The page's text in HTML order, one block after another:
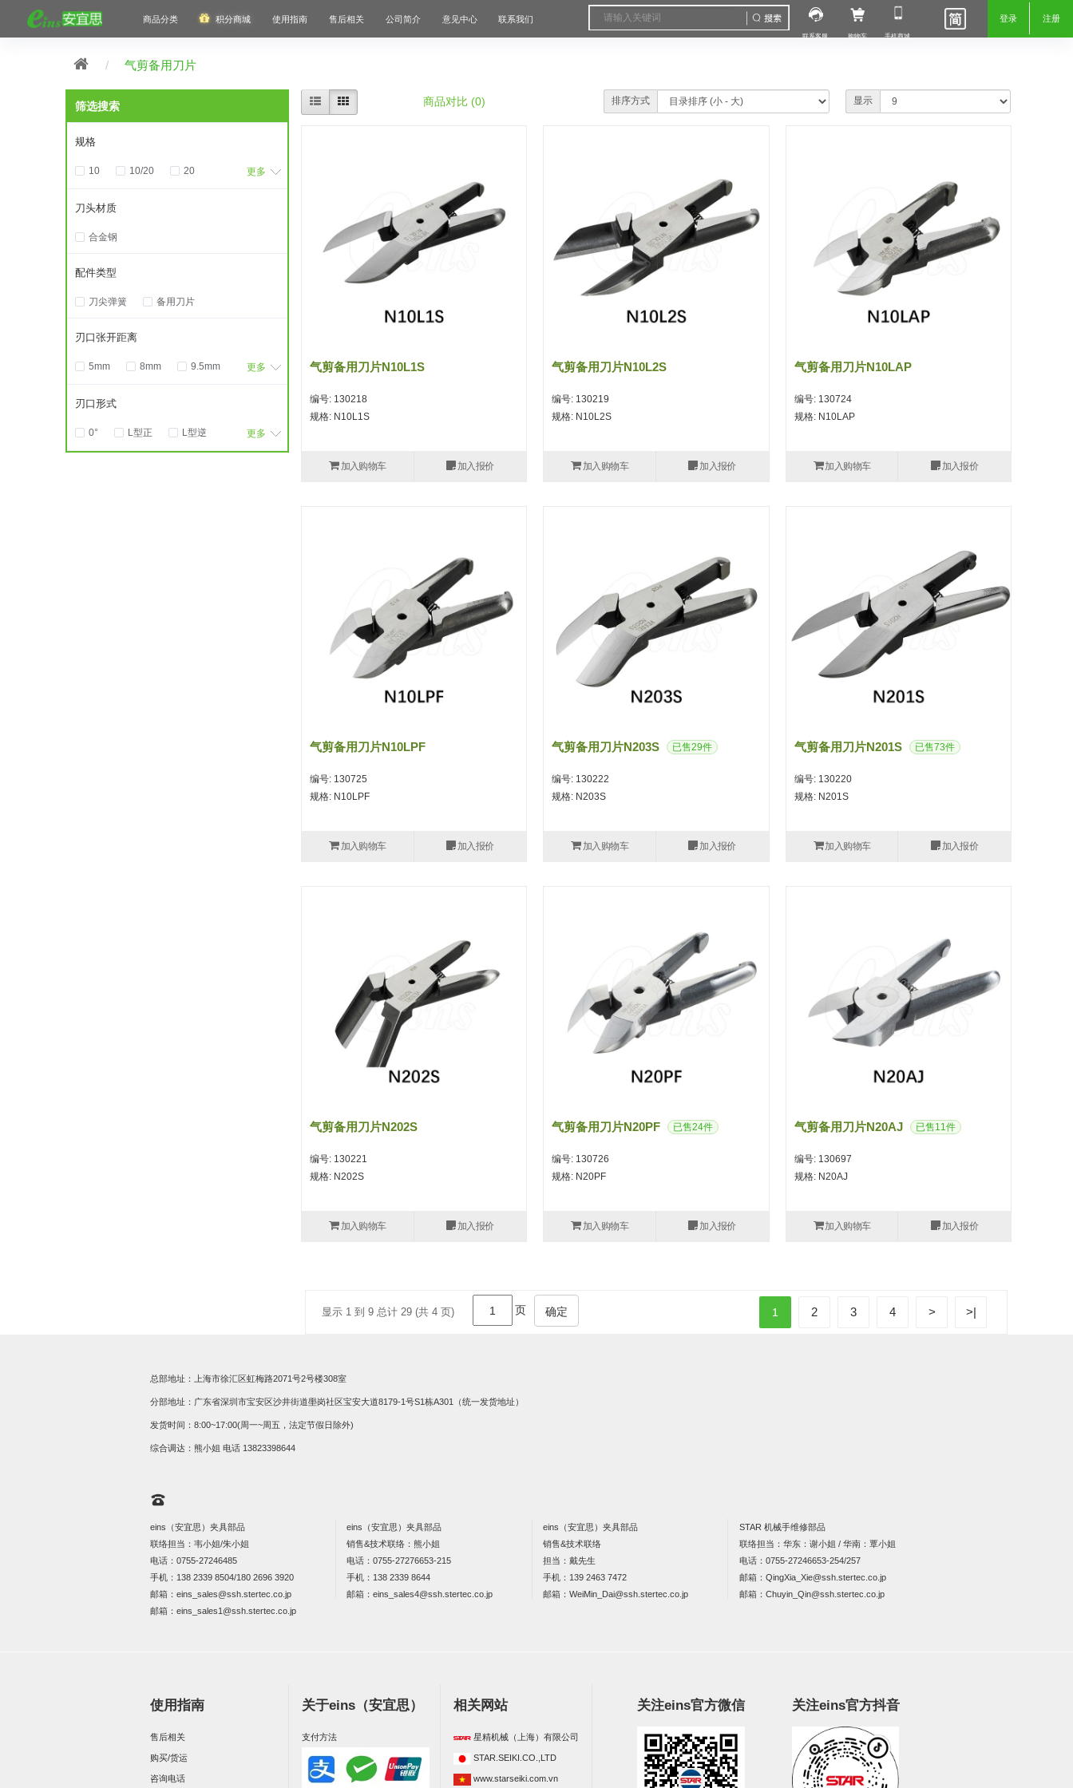
商品分类 积分商城 使用指南 售后相关 公司简介 意见中心 联系我们
联系客服 购物车 手机商城
登录 注册
气剪备用刀片
筛选搜索
规格
10 10/20
20
更多
刀头材质
合金钢
配件类型
刀尖弹簧 备用刀片
刃口张开距离
5mm 8mm
9.5mm
13mm
16mm
19mm 20mm
更多
刃口形式
0° L型正
L型逆
R型
Z型
剪钳
更多
商品对比 (0) 排序方式 显示
气剪备用刀片N10L1S
编号: 130218
规格: N10L1S
加入购物车 加入报价
气剪备用刀片N10L2S
编号: 130219
规格: N10L2S
加入购物车 加入报价
气剪备用刀片N10LAP
编号: 130724
规格: N10LAP
加入购物车 加入报价
气剪备用刀片N10LPF
编号: 130725
规格: N10LPF
加入购物车 加入报价
气剪备用刀片N203S 已售29件
编号: 130222
规格: N203S
加入购物车 加入报价
气剪备用刀片N201S 已售73件
编号: 130220
规格: N201S
加入购物车 加入报价
气剪备用刀片N202S
编号: 130221
规格: N202S
加入购物车 加入报价
气剪备用刀片N20PF 已售24件
编号: 130726
规格: N20PF
加入购物车 加入报价
气剪备用刀片N20AJ 已售11件
编号: 130697
规格: N20AJ
加入购物车 加入报价
显示 1 到 9 总计 29 (共 4 页) 页 确定 1 2 3 4 > >|
总部地址：上海市徐汇区虹梅路2071号2号楼308室
分部地址：广东省深圳市宝安区沙井街道壆岗社区宝安大道8179-1号S1栋A301（统一发货地址）
发货时间：8:00~17:00(周一~周五，法定节假日除外)
综合调达：熊小姐 电话 13823398644
eins（安宜思）夹具部品
联络担当：韦小姐/朱小姐
电话：0755-27246485
手机： 138 2339 8504/180 2696 3920
邮箱：eins_sales@ssh.stertec.co.jp
邮箱：eins_sales1@ssh.stertec.co.jp
eins（安宜思）夹具部品
销售&技术联络：熊小姐
电话：0755-27276653-215
手机： 138 2339 8644
邮箱：eins_sales4@ssh.stertec.co.jp
eins（安宜思）夹具部品
销售&技术联络
担当：戴先生
手机： 139 2463 7472
邮箱： WeiMin_Dai@ssh.stertec.co.jp
STAR 机械手维修部品
联络担当：华东：谢小姐 / 华南：覃小姐
电话： 0755-27246653-254/257
邮箱： QingXia_Xie@ssh.stertec.co.jp
邮箱： Chuyin_Qin@ssh.stertec.co.jp
使用指南
售后相关
购买/货运
咨询电话
关于eins（安宜思）
支付方法
相关网站
星精机械（上海）有限公司
STAR.SEIKI.CO.,LTD
www.starseiki.com.vn
关注eins官方抖音
关注eins官方微信